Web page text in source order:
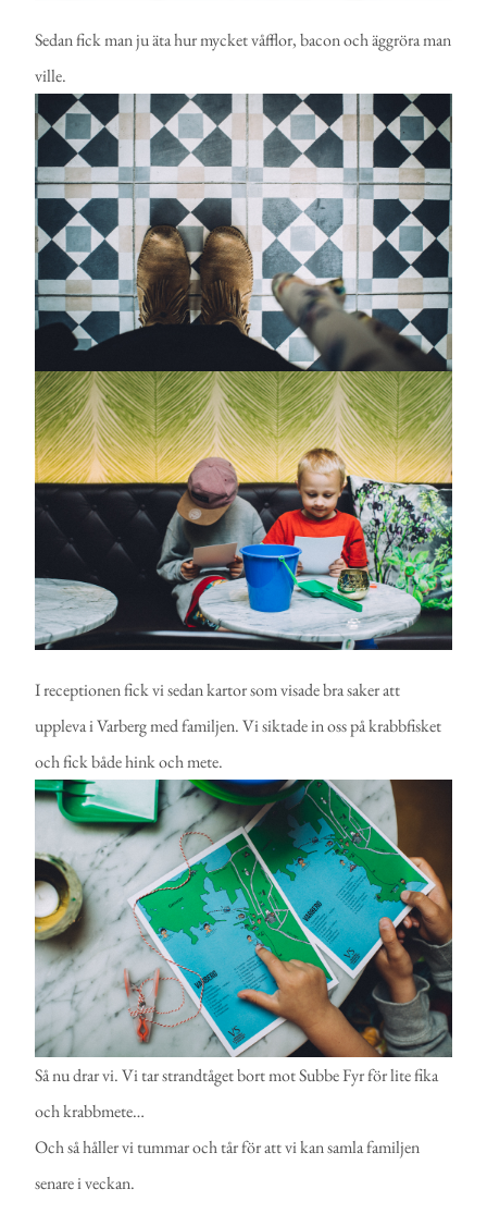
Sedan fick man ju äta hur mycket våfflor, bacon och äggröra man
ville.
I receptionen fick vi sedan kartor som visade bra saker att
uppleva i Varberg med familjen. Vi siktade in oss på krabbfisket
och fick både hink och mete.
Så nu drar vi. Vi tar strandtåget bort mot Subbe Fyr för lite fika
och krabbmete…
Och så håller vi tummar och tår för att vi kan samla familjen
senare i veckan.